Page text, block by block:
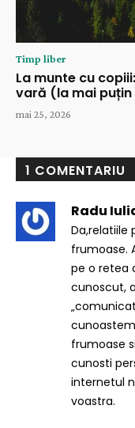
Timp liber
La munte cu
vară (la mai puțin
mai 25, 2026
1 COMENTARIU
Radu
Da,relatiile
frumoase.
pe o retea
cunoscut,
cunoastem
frumoase
cunosti
internetul
voastra.